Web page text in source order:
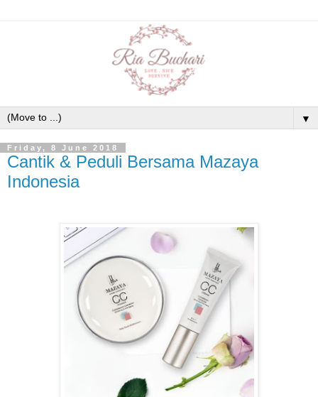
▼
Friday, 8 June 2018
Cantik & Peduli Bersama Mazaya
Indonesia